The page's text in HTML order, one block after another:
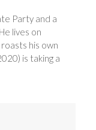
Party and a
lives on
his own
is taking a